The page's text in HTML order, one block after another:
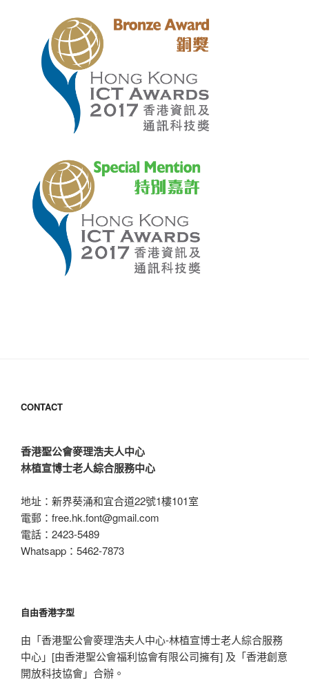
CONTACT
香港聖公會麥理浩夫人中心
林植宣博士老人綜合服務中心
地址：新界葵涌和宜合道22號1樓101室
電郵： free.hk.font@gmail.com
電話：2423-5489
Whatsapp：5462-7873
自由香港字型
由「香港聖公會麥理浩夫人中心-林植宣博士老人綜合服務
中心」[由香港聖公會福利協會有限公司擁有] 及「香港創意
開放科技協會」合辦。